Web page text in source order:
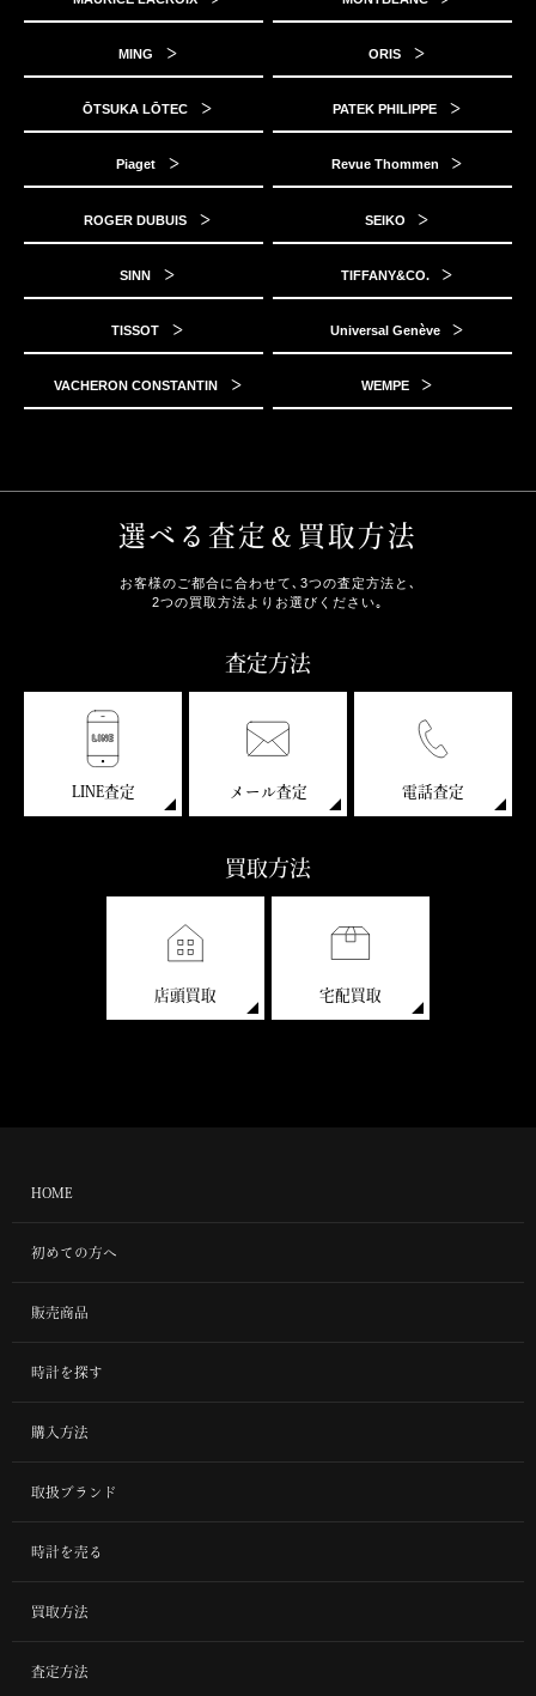
MING ORIS
ŌTSUKA LŌTEC PATEK PHILIPPE
Piaget Revue Thommen
ROGER DUBUIS SEIKO
SINN TIFFANY&CO.
TISSOT Universal Genève
VACHERON CONSTANTIN WEMPE
選べる査定＆買取方法
お客様のご都合に合わせて､3つの査定方法と､
2つの買取方法よりお選びください｡
査定方法
LINE査定 メール査定 電話査定
買取方法
店頭買取 宅配買取
HOME
初めての方へ
販売商品
時計を探す
購入方法
取扱ブランド
時計を売る
買取方法
査定方法